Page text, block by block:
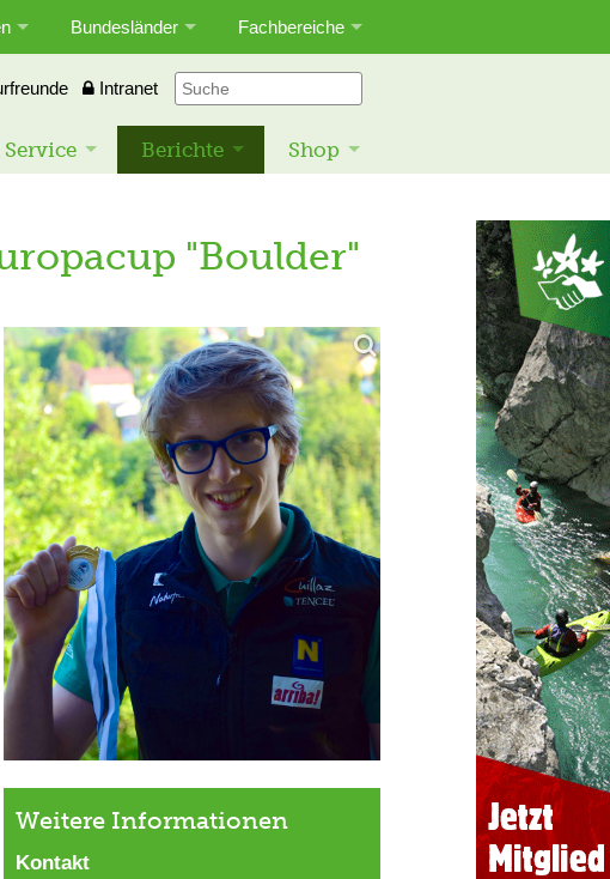
Bundesländer Fachbereiche
Intranet
Service Berichte Shop
"Boulder"
Weitere Informationen
Kontakt